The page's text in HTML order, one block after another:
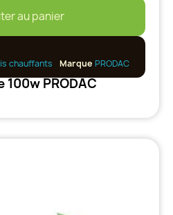
au panier
chauffants Marque PRODAC
PRODAC